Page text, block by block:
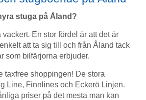
stuga på Åland?
En stor fördel är att det är
att ta sig till och från Åland tack
som bilfärjorna erbjuder.
taxfree shoppingen! De stora
Line, Finnlines och Eckerö Linjen.
priser på det mesta man kan